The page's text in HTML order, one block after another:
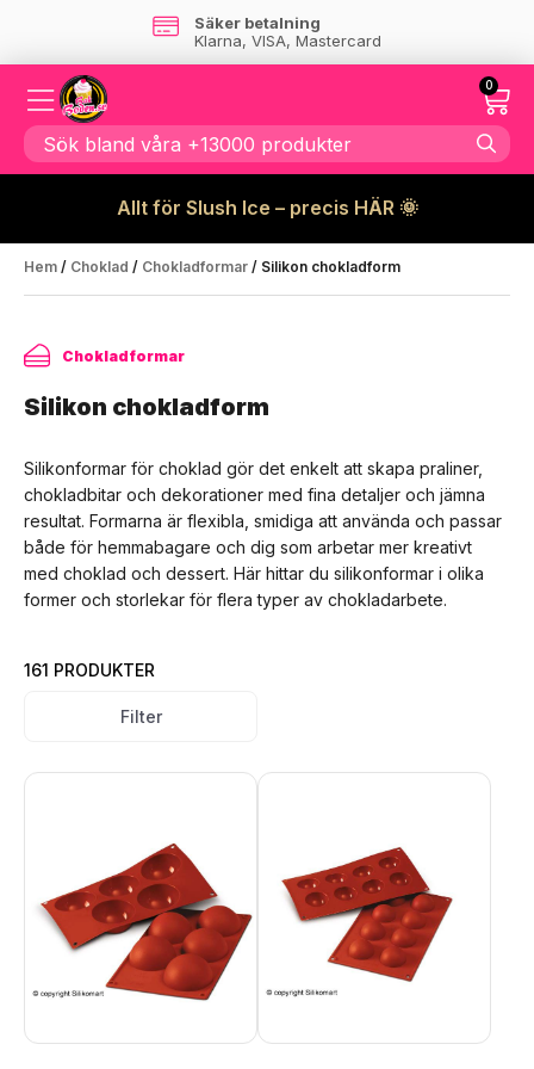
Skandinaviskt företag
- ingen tull tillkommer
0
Allt för Slush Ice – precis HÄR 🌞
Hem / Choklad / Chokladformar / Silikon chokladform
Chokladformar
Silikon chokladform
Silikonformar för choklad gör det enkelt att skapa praliner,
chokladbitar och dekorationer med fina detaljer och jämna
resultat. Formarna är flexibla, smidiga att använda och passar
både för hemmabagare och dig som arbetar mer kreativt
med choklad och dessert. Här hittar du silikonformar i olika
former och storlekar för flera typer av chokladarbete.
161 PRODUKTER
Filter